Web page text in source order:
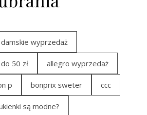
wyprzedaż
50 zł allegro wyprzedaż
p bonprix sweter ccc
są modne?